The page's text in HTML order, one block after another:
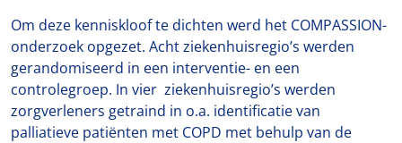
Om deze kenniskloof te dichten werd het COMPASSION-
onderzoek opgezet. Acht ziekenhuisregio’s werden
gerandomiseerd in een interventie- en een
controlegroep. In vier ziekenhuisregio’s werden
zorgverleners getraind in o.a. identificatie van
palliatieve patiënten met COPD met behulp van de